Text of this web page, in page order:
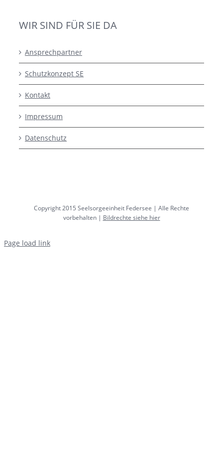
WIR SIND FÜR SIE DA
Ansprechpartner
Schutzkonzept SE
Kontakt
Impressum
Datenschutz
Copyright 2015 Seelsorgeeinheit Federsee | Alle Rechte
vorbehalten | Bildrechte siehe hier
Page load link